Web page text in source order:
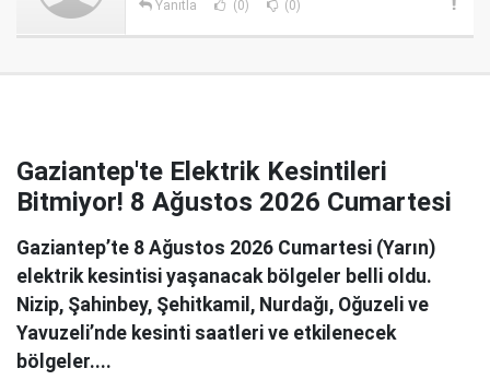
Yanıtla (0) (0)
Gaziantep'te Elektrik Kesintileri
Bitmiyor! 8 Ağustos 2026 Cumartesi
Gaziantep’te 8 Ağustos 2026 Cumartesi (Yarın)
elektrik kesintisi yaşanacak bölgeler belli oldu.
Nizip, Şahinbey, Şehitkamil, Nurdağı, Oğuzeli ve
Yavuzeli’nde kesinti saatleri ve etkilenecek
bölgeler....